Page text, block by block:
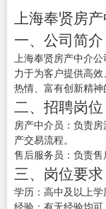
上海奉贤房
一、公司简介
上海奉贤房产中介
力于为客户提供高效
热情、富有创新精神
二、招聘岗位
房产中介员：负责
产交易流程。
售后服务员：负责售
三、岗位要求
学历：高中及以上学